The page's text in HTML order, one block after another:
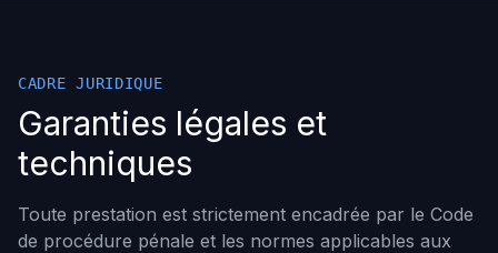
CADRE JURIDIQUE
Garanties légales et
techniques
Toute prestation est strictement encadrée par le Code
de procédure pénale et les normes applicables aux